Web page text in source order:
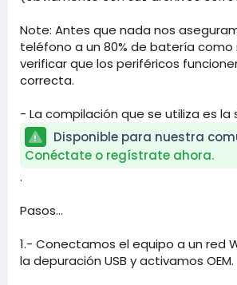
Note: Antes que nada nos
teléfono a un 80% de batería como
verificar que los periféricos
correcta.
- La compilación que se utiliza es la
Disponible para nuestra
Conéctate o regístrate ahora.
.
Pasos...
1.- Conectamos el equipo a un red
la depuración USB y activamos OEM.